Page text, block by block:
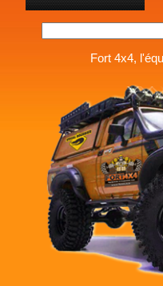
Fort 4x4,